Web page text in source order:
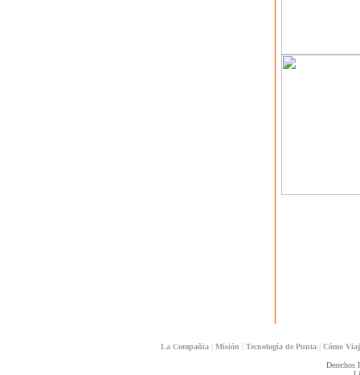
La Compañia | Misión | Tecnología de Punta | Cómo
Derechos